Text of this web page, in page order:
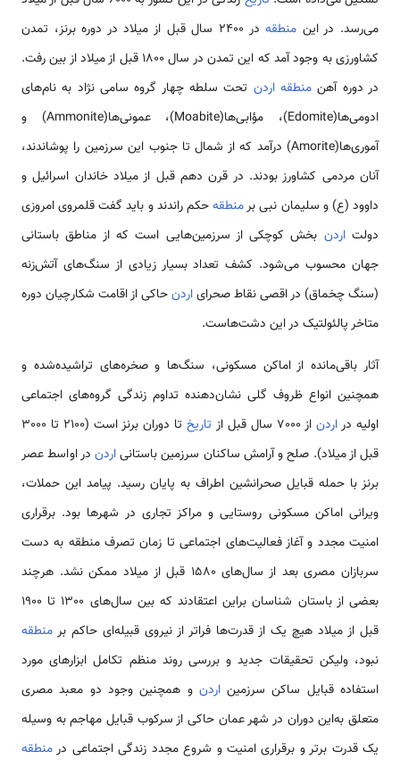
می‌رسد. در این منطقه
در 2400 سال قبل از میلاد در دوره برنز، تمدن
کشاورزی به وجود آمد که‌ این تمدن در سال 1800 قبل از میلاد از بین رفت.
در دوره آهن منطقه اردن تحت سلطه چهار گروه سامی‌ نژاد به نام‌های
ادومی‌ها(Edomite)، مؤابی‌ها(Moabite)، عمونی‌ها(Ammonite) و
آموری‌ها(Amorite) درآمد که از شمال تا جنوب این سرزمین را پوشاندند،
آنان مردمی‌ کشاورز بودند. در قرن دهم قبل از میلاد خاندان اسرائیل و
داوود (ع) و سلیمان نبی برمنطقهحکم راندند و باید گفت قلمروی امروزی
دولتاردن بخش کوچکی از سرزمین‌هایی است که از مناطق باستانی
جهان محسوب می‌شود. کشف تعداد بسیار زیادی از سنگ‌های آتش‎‌زنه
(سنگ چخماق) در اقصی نقاط صحرایاردنحاکی از اقامت شکارچیان دوره
متاخر پالئولتیک در این دشت‌هاست.
آثار باقی‌مانده از اماکن مسکونی، سنگ‌ها و صخره‌های تراشیده‌شده و
همچنین انواع ظروف گلی‌ نشان‌دهنده تداوم زندگی گروه‌های اجتماعی
اولیه دراردن از 7000 سال قبل از تاریخ
تا دوران برنز است (2100 تا 3000
قبل از میلاد). صلح و آرامش ساکنان سرزمین باستانیاردن در اواسط عصر
برنز با حمله قبایل صحرانشین اطراف به پایان رسید. پیامد این حملات،
ویرانی اماکن مسکونی روستایی و مراکز تجاری در شهرها بود. برقراری
امنیت مجدد و آغاز فعالیت‌های اجتماعی تا زمان تصرف منطقه به دست
سربازان مصری بعد از سال‌های 1580 قبل از میلاد ممکن نشد. هرچند
بعضی از باستان شناسان براین اعتقادند که بین سال‌های 1300 تا 1900
قبل از میلاد هیچ یک از قدرت‌ها فراتر از نیروی قبیله‌ای حاکم بر منطقه
نبود، ولیکن تحقیقات جدید و بررسی روند منظم تکامل ابزارهای مورد
استفاده قبایل ساکن سرزمیناردن و همچنین وجود دو معبد مصری
متعلق به‌این دوران در شهر عمان حاکی از سرکوب قبایل مهاجم به وسیله
یک قدرت برتر و برقراری امنیت و شروع مجدد زندگی اجتماعی درمنطقه